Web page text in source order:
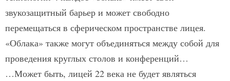
звукозащитный барьер и может свободно
перемещаться в сферическом пространстве лицея.
«Облака» также могут объединяться между собой для
проведения круглых столов и конференций…
…Может быть, лицей 22 века не будет являться